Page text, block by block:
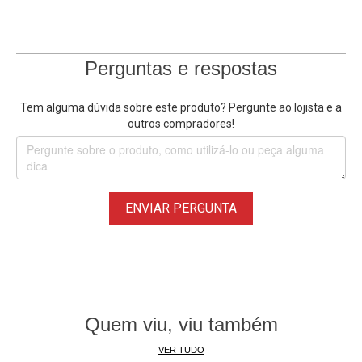
Perguntas e respostas
Tem alguma dúvida sobre este produto? Pergunte ao lojista e a
outros compradores!
ENVIAR PERGUNTA
Quem viu, viu também
VER TUDO